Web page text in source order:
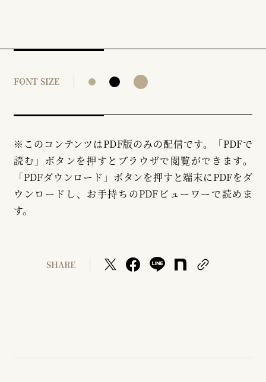
FONT SIZE
※このコンテンツはPDF版のみの配信です。「PDFで
読む」ボタンを押すとブラウザで閲覧ができます。
「PDFダウンロード」ボタンを押すと端末にPDFをダ
ウンロードし、お手持ちのPDFビューワーで読めま
す。
SHARE